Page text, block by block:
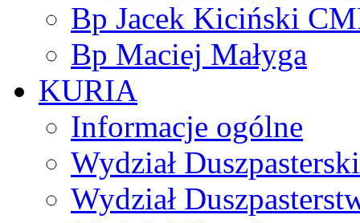
Bp Jacek Kiciński
Bp Maciej Małyga
KURIA
Informacje ogólne
Wydział Duszpasterski
Wydział